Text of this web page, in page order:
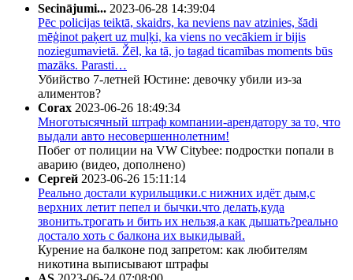
Secinājumi... 2023-06-28 14:39:04
Pēc policijas teiktā, skaidrs, ka neviens nav atzinies, šādi
mēģinot paķert uz muļķi, ka viens no vecākiem ir bijis
noziegumavietā. Žēl, ka tā, jo tagad ticamības moments būs
mazāks. Parasti…
Убийство 7-летней Юстине: девочку убили из-за
алиментов?
Corax 2023-06-26 18:49:34
Многотысячный штраф компании-арендатору за то, что
выдали авто несовершеннолетним!
Побег от полиции на VW Citybee: подростки попали в
аварию (видео, дополнено)
Сергей 2023-06-26 15:11:14
Реально достали курильщики.с нижних идёт дым,с
верхних летит пепел и бычки.что делать,куда
звонить.трогать и бить их нельзя,а как дышать?реально
достало хоть с балкона их выкидывай.
Курение на балконе под запретом: как любителям
никотина выписывают штрафы